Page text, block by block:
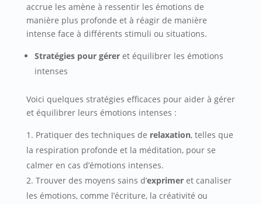
accrue les amène à ressentir les émotions de
manière plus profonde et à réagir de manière
intense face à différents stimuli ou situations.
Stratégies pour géreret équilibrer les émotions
intenses
Voici quelques stratégies efficaces pour aider à gérer
et équilibrer leurs émotions intenses :
Pratiquer des techniques de relaxation, telles que
la respiration profonde et la méditation, pour se
calmer en cas d’émotions intenses.
Trouver des moyens sains d’exprimeret canaliser
les émotions, comme l’écriture, la créativité ou